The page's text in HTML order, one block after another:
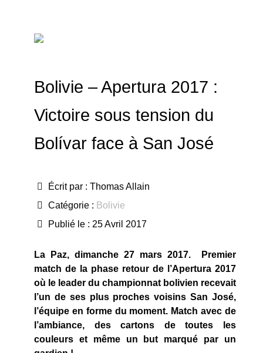
Bolivie – Apertura 2017 :
Victoire sous tension du
Bolívar face à San José
Écrit par : Thomas Allain
Catégorie : Bolivie
Publié le : 25 Avril 2017
La Paz, dimanche 27 mars 2017. Premier
match de la phase retour de l’Apertura 2017
où le leader du championnat bolivien recevait
l’un de ses plus proches voisins San José,
l’équipe en forme du moment. Match avec de
l’ambiance, des cartons de toutes les
couleurs et même un but marqué par un